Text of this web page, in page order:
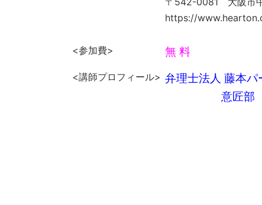
https://
<参加費> 無 料
<講師プロフィール> 弁理士法人 藤本
意匠部 部